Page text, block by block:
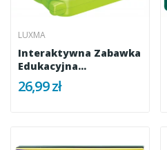
LUXMA
Interaktywna Zabawka
Edukacyjna
Wyskakujące...
26,99 zł